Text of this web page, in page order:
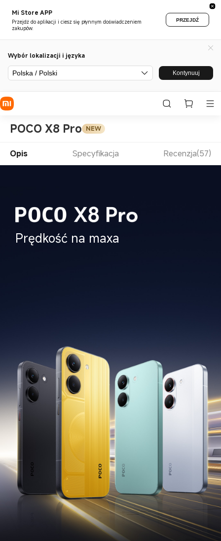
Mi Store APP
Przejdź do aplikacji i ciesz się płynnym doświadczeniem
zakupów.
PRZEJDŹ
Wybór lokalizacji i języka
Polska / Polski Kontynuuj
POCO X8 Pro NEW
Opis Specyfikacja Recenzja(57)
Prędkość na maxa